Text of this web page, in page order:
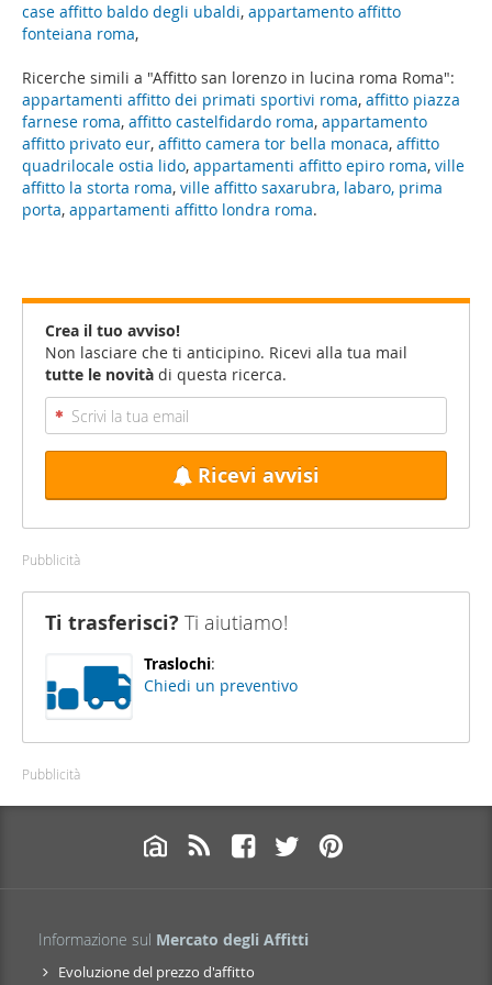
Ricerche simili a "Affitto san lorenzo in lucina roma Roma":
appartamenti affitto dei primati sportivi roma, affitto piazza
farnese roma, affitto castelfidardo roma, appartamento
affitto privato eur, affitto camera tor bella monaca, affitto
quadrilocale ostia lido, appartamenti affitto epiro roma, ville
affitto la storta roma, ville affitto saxarubra, labaro, prima
porta, appartamenti affitto londra roma.
case affitto baldo degli ubaldi, appartamento affitto
fonteiana roma,
Crea il tuo avviso!
Non lasciare che ti anticipino. Ricevi alla tua mail
tutte le novità di questa ricerca.
Ricevi avvisi
Pubblicità
Ti trasferisci? Ti aiutiamo!
Traslochi:
Chiedi un preventivo
Pubblicità
Informazione sul Mercato degli Affitti
Evoluzione del prezzo d'affitto